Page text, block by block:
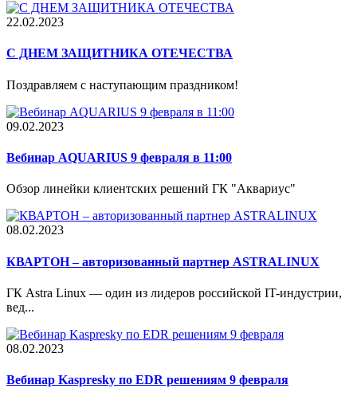
22.02.2023
С ДНЕМ ЗАЩИТНИКА ОТЕЧЕСТВА
Поздравляем с наступающим праздником!
09.02.2023
Вебинар AQUARIUS 9 февраля в 11:00
Обзор линейки клиентских решений ГК "Аквариус"
08.02.2023
КВАРТОН – авторизованный партнер ASTRALINUX
ГК Astra Linux — один из лидеров российской IT-индустрии,
вед...
08.02.2023
Вебинар Kaspresky по EDR решениям 9 февраля